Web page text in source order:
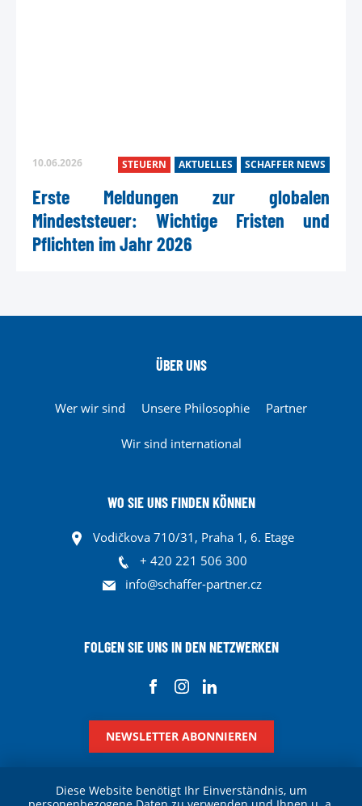
10.06.2026 STEUERN AKTUELLES SCHAFFER NEWS
Erste Meldungen zur globalen
Mindeststeuer: Wichtige Fristen und
Pflichten im Jahr 2026
ÜBER UNS
Wer wir sind Unsere Philosophie Partner
Wir sind international
WO SIE UNS FINDEN KÖNNEN
Vodičkova 710/31, Praha 1, 6. Etage
+ 420 221 506 300
info@schaffer-partner.cz
FOLGEN SIE UNS IN DEN NETZWERKEN
NEWSLETTER ABONNIEREN
Diese Website benötigt Ihr Einverständnis, um